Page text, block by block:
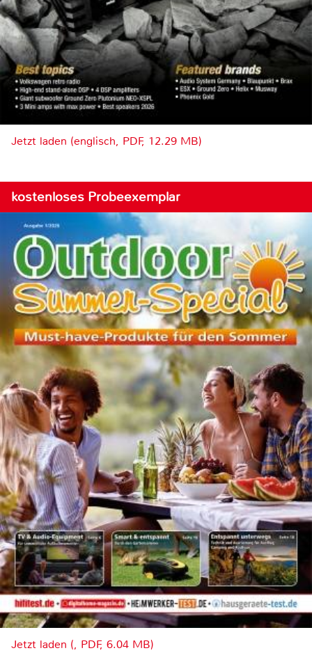
Jetzt laden (englisch, PDF, 12.29 MB)
kostenloses Probeexemplar
Jetzt laden (, PDF, 6.04 MB)